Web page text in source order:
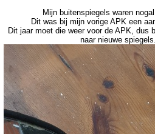
Mijn buitenspiegels waren
Dit was bij mijn vorige APK een
Dit jaar moet die weer voor de APK, dus
naar nieuwe spiegels.